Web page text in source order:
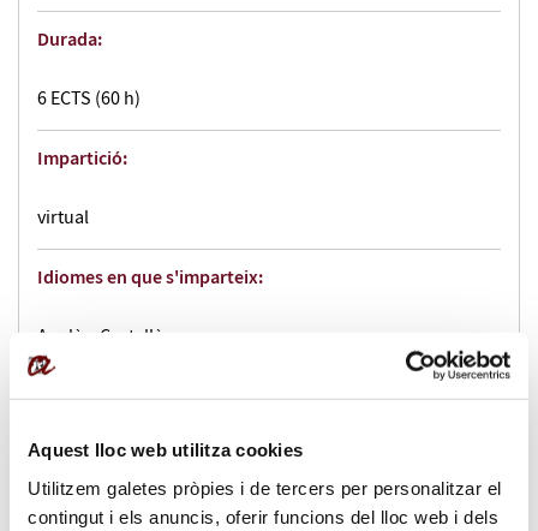
Aquest lloc web utilitza cookies
Utilitzem galetes pròpies i de tercers per personalitzar el
contingut i els anuncis, oferir funcions del lloc web i dels
Durada:
6 ECTS (60 h)
Impartició:
virtual
Idiomes en que s'imparteix:
Anglès, Castellà
Dates:
del 10/04/2026 al 06/06/2026
Horari: